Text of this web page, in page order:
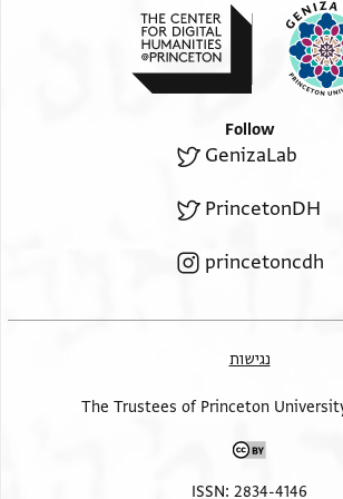
דלך יום אלסבת [ ] וצל [
אלנגאב פגאז עלי סבת מא אסל מן
[
פיהא אבו אלדהב והו ידכר לך מרכב
יקולה אבו אלדהב [ ] מתל[
מצ'את ט' אעדאל [ ] האדה
אעצ'ם [ ] אלאחואל [ ]
פי מרכב אלבחורי [
Follow
GenizaLab
PrincetonDH
princetoncdh
נגישות
ISSN: 2834-4146